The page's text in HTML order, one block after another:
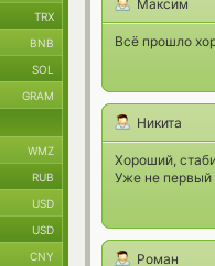
Максим
Всё прошло
Никита
Хороший,
Уже не первый
Роман
TRX
BNB
SOL
GRAM
WMZ
RUB
USD
USD
CNY